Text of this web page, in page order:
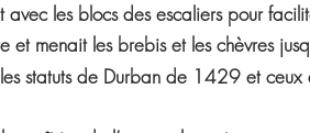
les blocs des escaliers pour
et menait les brebis et les chèvres
statuts de Durban de 1429 et